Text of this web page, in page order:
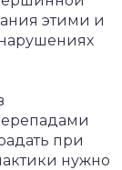
этими и
при
нужно